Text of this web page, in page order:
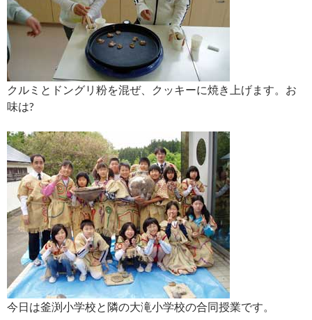
クルミとドングリ粉を混ぜ、クッキーに焼き上げます。お
味は?
今日は釜渕小学校と隣の大滝小学校の合同授業です。